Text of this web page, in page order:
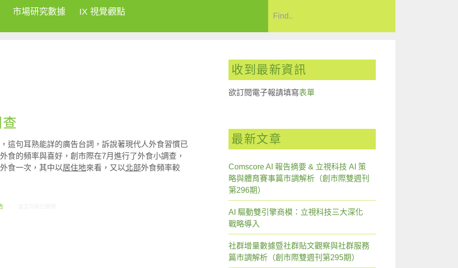
市場研究數據 IX 視覺觀點
這句耳熟能詳的廣告台詞，訴說著現代人外食習慣已
食的頻率與喜好，創市際在7月進行了外食小調查，
食一次，其中以居住地來看，又以北部外食頻率較
收到最新資訊
欲訂閱電子報請填寫表單
最新文章
Comscore AI 報告摘要 & 立視科技 AI 策
略與體育賽事篇市調解析（創市際雙週刊
第296期）
AI 驅動雙引擎商模：立視科技三大深化
戰略導入
社群增量數據暨社群貼文觀察與社群服務
篇市調解析（創市際雙週刊第295期）